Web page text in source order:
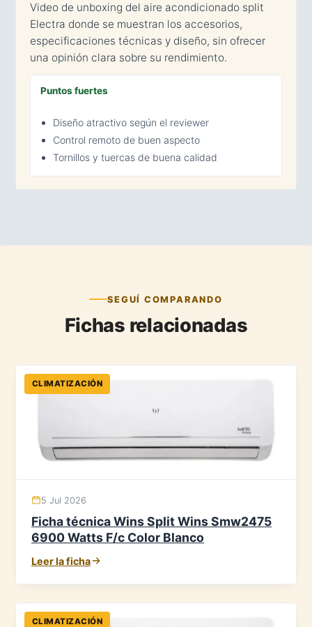
Video de unboxing del aire acondicionado split
Electra donde se muestran los accesorios,
especificaciones técnicas y diseño, sin ofrecer
una opinión clara sobre su rendimiento.
Puntos fuertes
Diseño atractivo según el reviewer
Control remoto de buen aspecto
Tornillos y tuercas de buena calidad
SEGUÍ COMPARANDO
Fichas relacionadas
CLIMATIZACIÓN
5 Jul 2026
Ficha técnica Wins Split Wins Smw2475
6900 Watts F/c Color Blanco
Leer la ficha
CLIMATIZACIÓN